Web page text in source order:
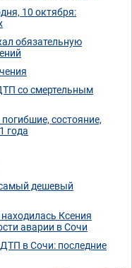
10 октября:
обязательную
со смертельным
состояние,
года
дешевый
Ксения
аварии в Сочи
в Сочи: последние